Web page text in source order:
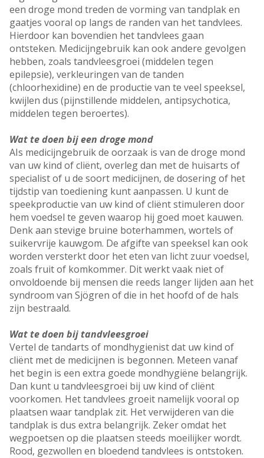
een droge mond treden de vorming van tandplak en
gaatjes vooral op langs de randen van het tandvlees.
Hierdoor kan bovendien het tandvlees gaan
ontsteken. Medicijngebruik kan ook andere gevolgen
hebben, zoals tandvleesgroei (middelen tegen
epilepsie), verkleuringen van de tanden
(chloorhexidine) en de productie van te veel speeksel,
kwijlen dus (pijnstillende middelen, antipsychotica,
middelen tegen beroertes).
Wat te doen bij een droge mond
AIs medicijngebruik de oorzaak is van de droge mond
van uw kind of cliënt, overleg dan met de huisarts of
specialist of u de soort medicijnen, de dosering of het
tijdstip van toediening kunt aanpassen. U kunt de
speekproductie van uw kind of cliënt stimuleren door
hem voedsel te geven waarop hij goed moet kauwen.
Denk aan stevige bruine boterhammen, wortels of
suikervrije kauwgom. De afgifte van speeksel kan ook
worden versterkt door het eten van licht zuur voedsel,
zoals fruit of komkommer. Dit werkt vaak niet of
onvoldoende bij mensen die reeds langer lijden aan het
syndroom van Sjögren of die in het hoofd of de hals
zijn bestraald.
Wat te doen bij tandvleesgroei
Vertel de tandarts of mondhygienist dat uw kind of
cliënt met de medicijnen is begonnen. Meteen vanaf
het begin is een extra goede mondhygiëne belangrijk.
Dan kunt u tandvleesgroei bij uw kind of cliënt
voorkomen. Het tandvlees groeit namelijk vooral op
plaatsen waar tandplak zit. Het verwijderen van die
tandplak is dus extra belangrijk. Zeker omdat het
wegpoetsen op die plaatsen steeds moeilijker wordt.
Rood, gezwollen en bloedend tandvlees is ontstoken.